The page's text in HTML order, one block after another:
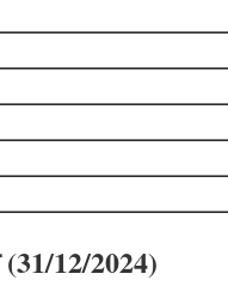
(31/12/2024)